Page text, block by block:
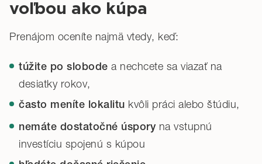
voľbou ako kúpa
Prenájom oceníte najmä vtedy, keď:
túžite po slobode a nechcete sa viazať na
desiatky rokov,
často meníte lokalitu kvôli práci alebo štúdiu,
nemáte dostatočné úspory na vstupnú
investíciu spojenú s kúpou